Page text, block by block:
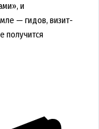
и
— гидов, визит-
получится